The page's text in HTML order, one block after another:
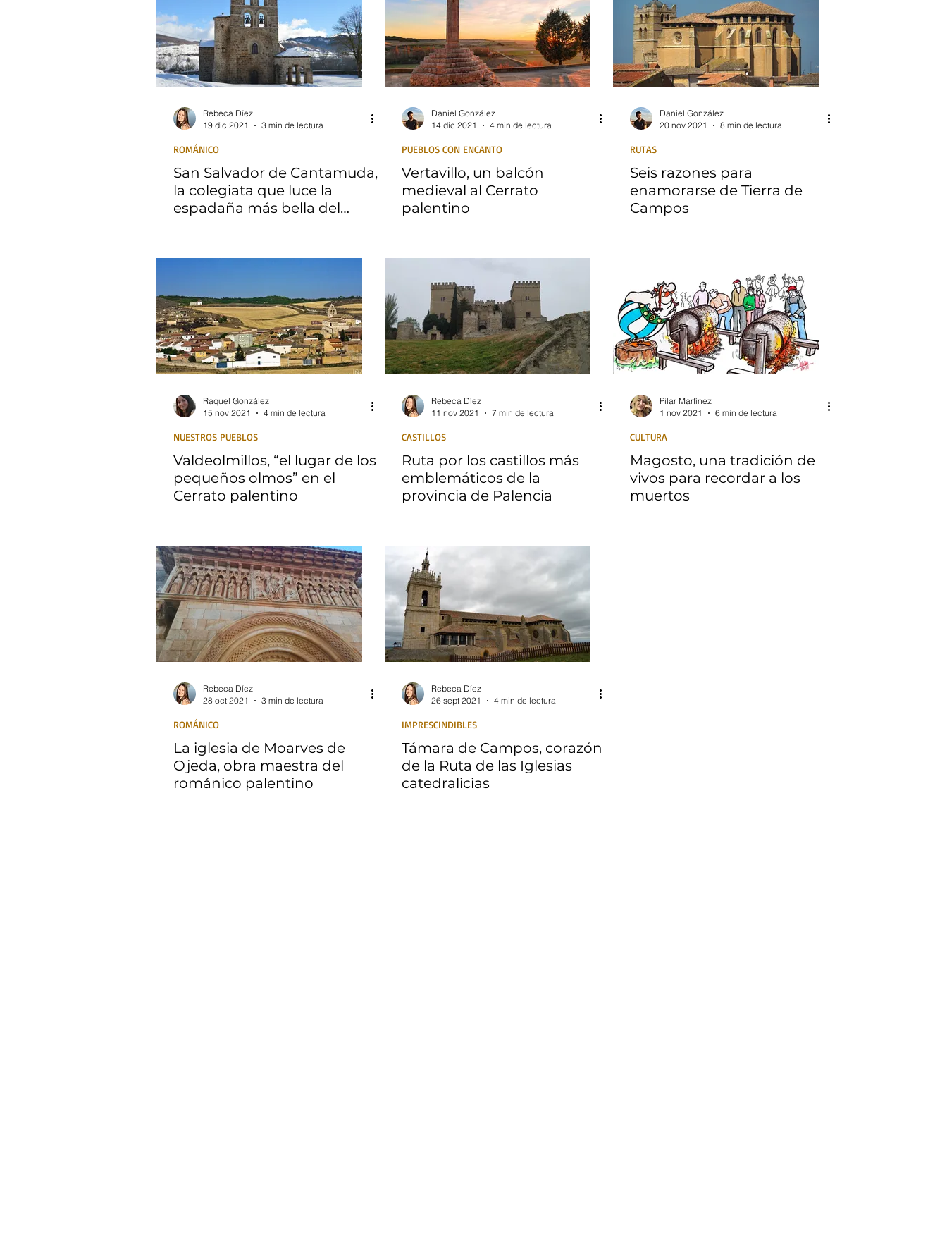
Rebeca Díez
19 dic 2021
3 min de lectura
ROMÁNICO
San Salvador de Cantamuda,
la colegiata que luce la
espadaña más bella del
Daniel González
14 dic 2021
4 min de lectura
PUEBLOS CON ENCANTO
Vertavillo, un balcón
medieval al Cerrato
palentino
Daniel González
20 nov 2021
8 min de lectura
RUTAS
Seis razones para
enamorarse de Tierra de
Campos
Raquel González
15 nov 2021
4 min de lectura
NUESTROS PUEBLOS
Valdeolmillos, “el lugar de los
pequeños olmos” en el
Cerrato palentino
Rebeca Díez
11 nov 2021
7 min de lectura
CASTILLOS
Ruta por los castillos más
emblemáticos de la
provincia de Palencia
Pilar Martínez
1 nov 2021
6 min de lectura
CULTURA
Magosto, una tradición de
vivos para recordar a los
muertos
Rebeca Díez
28 oct 2021
3 min de lectura
ROMÁNICO
La iglesia de Moarves de
Ojeda, obra maestra del
románico palentino
Rebeca Díez
26 sept 2021
4 min de lectura
IMPRESCINDIBLES
Támara de Campos, corazón
de la Ruta de las Iglesias
catedralicias